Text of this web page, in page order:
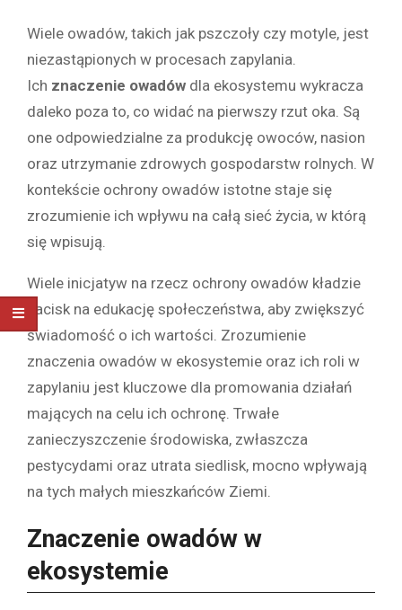
Wiele owadów, takich jak pszczoły czy motyle, jest
niezastąpionych w procesach zapylania.
Ich znaczenie owadów dla ekosystemu wykracza
daleko poza to, co widać na pierwszy rzut oka. Są
one odpowiedzialne za produkcję owoców, nasion
oraz utrzymanie zdrowych gospodarstw rolnych. W
kontekście ochrony owadów istotne staje się
zrozumienie ich wpływu na całą sieć życia, w którą
się wpisują.
Wiele inicjatyw na rzecz ochrony owadów kładzie
nacisk na edukację społeczeństwa, aby zwiększyć
świadomość o ich wartości. Zrozumienie
znaczenia owadów w ekosystemie oraz ich roli w
zapylaniu jest kluczowe dla promowania działań
mających na celu ich ochronę. Trwałe
zanieczyszczenie środowiska, zwłaszcza
pestycydami oraz utrata siedlisk, mocno wpływają
na tych małych mieszkańców Ziemi.
Znaczenie owadów w
ekosystemie